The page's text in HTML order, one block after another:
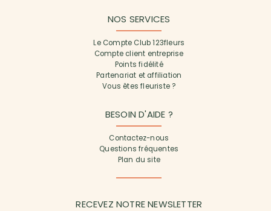
NOS SERVICES
Le Compte Club 123fleurs
Compte client entreprise
Points fidélité
Partenariat et affiliation
Vous êtes fleuriste ?
BESOIN D'AIDE ?
Contactez-nous
Questions fréquentes
Plan du site
RECEVEZ NOTRE NEWSLETTER